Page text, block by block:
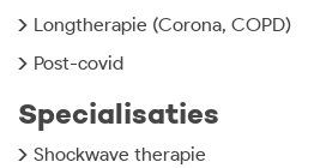
Longtherapie (Corona, COPD)
Post-covid
Specialisaties
Shockwave therapie